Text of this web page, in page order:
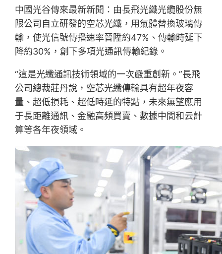
中國光谷傳來最新新聞：由長飛光纖光纜股份無
限公司自立研發的空芯光纖，用氣體替換玻璃傳
輸，使光信號傳播速率晉陞約47%、傳輸時延下
降約30%，創下多項光通訊傳輸紀錄。
“這是光纖通訊技術領域的一次嚴重創新。”長飛
公司總裁莊丹說，空芯光纖傳輸具有超年夜容
量、超低損耗、超低時延的特點，未來無望應用
于長距離通訊、金融高頻買賣、數據中間和云計
算等各年夜領域。